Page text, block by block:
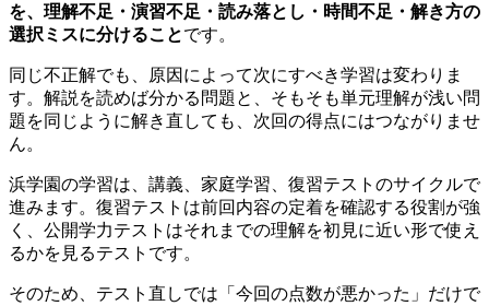
を、理解不足・演習不足・読み落とし・時間不足・解き方の
選択ミスに分けることです。
同じ不正解でも、原因によって次にすべき学習は変わりま
す。解説を読めば分かる問題と、そもそも単元理解が浅い問
題を同じように解き直しても、次回の得点にはつながりませ
ん。
浜学園の学習は、講義、家庭学習、復習テストのサイクルで
進みます。復習テストは前回内容の定着を確認する役割が強
く、公開学力テストはそれまでの理解を初見に近い形で使え
るかを見るテストです。
そのため、テスト直しでは「今回の点数が悪かった」だけで